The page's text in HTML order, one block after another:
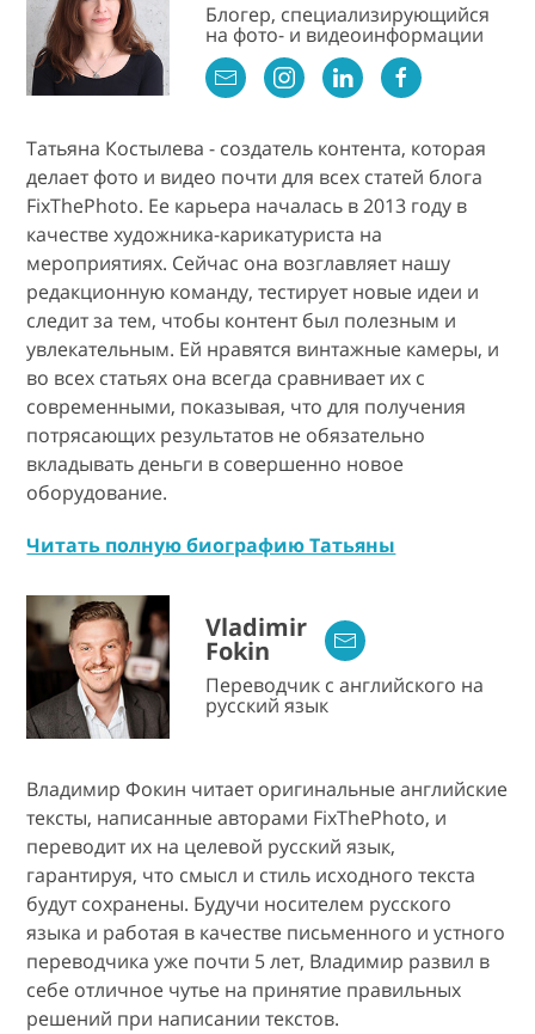
Блогер, специализирующийся
на фото- и видеоинформации
Татьяна Костылева - создатель контента, которая
делает фото и видео почти для всех статей блога
FixThePhoto. Ее карьера началась в 2013 году в
качестве художника-карикатуриста на
мероприятиях. Сейчас она возглавляет нашу
редакционную команду, тестирует новые идеи и
следит за тем, чтобы контент был полезным и
увлекательным. Ей нравятся винтажные камеры, и
во всех статьях она всегда сравнивает их с
современными, показывая, что для получения
потрясающих результатов не обязательно
вкладывать деньги в совершенно новое
оборудование.
Читать полную биографию Татьяны
Vladimir
Fokin
Переводчик с английского на
русский язык
Владимир Фокин читает оригинальные английские
тексты, написанные авторами FixThePhoto, и
переводит их на целевой русский язык,
гарантируя, что смысл и стиль исходного текста
будут сохранены. Будучи носителем русского
языка и работая в качестве письменного и устного
переводчика уже почти 5 лет, Владимир развил в
себе отличное чутье на принятие правильных
решений при написании текстов.